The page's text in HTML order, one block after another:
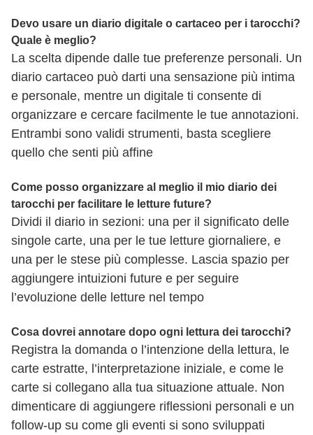
Devo usare un diario digitale o cartaceo per i tarocchi?
Quale è meglio?
La scelta dipende dalle tue preferenze personali. Un
diario cartaceo può darti una sensazione più intima
e personale, mentre un digitale ti consente di
organizzare e cercare facilmente le tue annotazioni.
Entrambi sono validi strumenti, basta scegliere
quello che senti più affine
Come posso organizzare al meglio il mio diario dei
tarocchi per facilitare le letture future?
Dividi il diario in sezioni: una per il significato delle
singole carte, una per le tue letture giornaliere, e
una per le stese più complesse. Lascia spazio per
aggiungere intuizioni future e per seguire
l’evoluzione delle letture nel tempo
Cosa dovrei annotare dopo ogni lettura dei tarocchi?
Registra la domanda o l’intenzione della lettura, le
carte estratte, l’interpretazione iniziale, e come le
carte si collegano alla tua situazione attuale. Non
dimenticare di aggiungere riflessioni personali e un
follow-up su come gli eventi si sono sviluppati